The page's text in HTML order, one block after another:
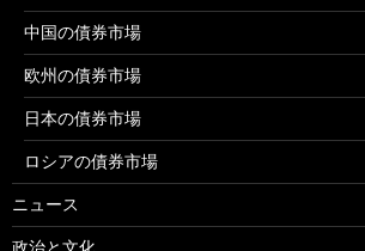
中国の債券市場
欧州の債券市場
日本の債券市場
ロシアの債券市場
ニュース
政治と文化